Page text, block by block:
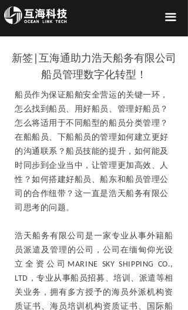
끀
新签|互海通助力浩天船务有限公司
船员管理数字化转型！
船员作为保证船舶安全营运的关键一环，
怎么找到船员、用好船员、管理好船员？
怎么将适用于不同船型的船员分类管理？
在船船员、下船船员的管理如何建立更好
的沟通联系？船员技能的提升，如何能及
时同步到企业当中，让管理更加高效、人
性？如何搭建好船员、船东和船员管理公
司的合作纽带？这一直是浩天船务有限公
司思考的问题。
浩天船务有限公司是一家专业从事外籍船
员派遣及管理的公司，公司在缅甸仰光设
立全资公司 MARINE SKY SHIPPING CO.,
LTD，专业从事船员招募、培训、派遣等相
关业务，拥有多方授予的海员外派机构资
质证书、海员培训机构资质证书、国际船